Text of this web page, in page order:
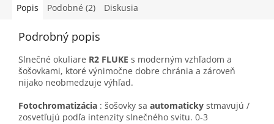
Popis Podobné (2) Diskusia
Podrobný popis
Slnečné okuliare R2 FLUKE s moderným vzhľadom a
šošovkami, ktoré výnimočne dobre chránia a zároveň
nijako neobmedzuje výhľad.
Fotochromatizácia : šošovky sa automaticky stmavujú /
zosvetľujú podľa intenzity slnečného svitu. 0-3